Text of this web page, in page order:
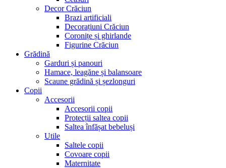
Decor Crăciun
Brazi artificiali
Decorațiuni Crăciun
Coronițe și ghirlande
Figurine Crăciun
Grădină
Garduri și panouri
Hamace, leagăne și balansoare
Scaune grădină și șezlonguri
Copii
Accesorii
Accesorii copii
Protecții saltea copii
Saltea înfășat bebeluși
Utile
Saltele copii
Covoare copii
Maternitate